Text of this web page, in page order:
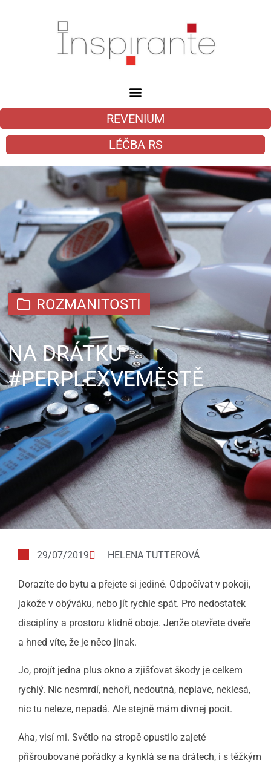
REVENIUM
LÉČBA RS
ROZMANITOSTI
NA DRÁTKU
#PERPLEXVEMĚSTĚ
29/07/2019 HELENA TUTTEROVÁ
Dorazíte do bytu a přejete si jediné. Odpočívat v pokoji,
jakože v obýváku, nebo jít rychle spát. Pro nedostatek
disciplíny a prostoru klidně oboje. Jenže otevřete dveře
a hned víte, že je něco jinak.
Jo, projít jedna plus okno a zjišťovat škody je celkem
rychlý. Nic nesmrdí, nehoří, nedoutná, neplave, neklesá,
nic tu neleze, nepadá. Ale stejně mám divnej pocit.
Aha, visí mi. Světlo na stropě opustilo zajeté
přišroubované pořádky a kynklá se na drátech, i s těžkým